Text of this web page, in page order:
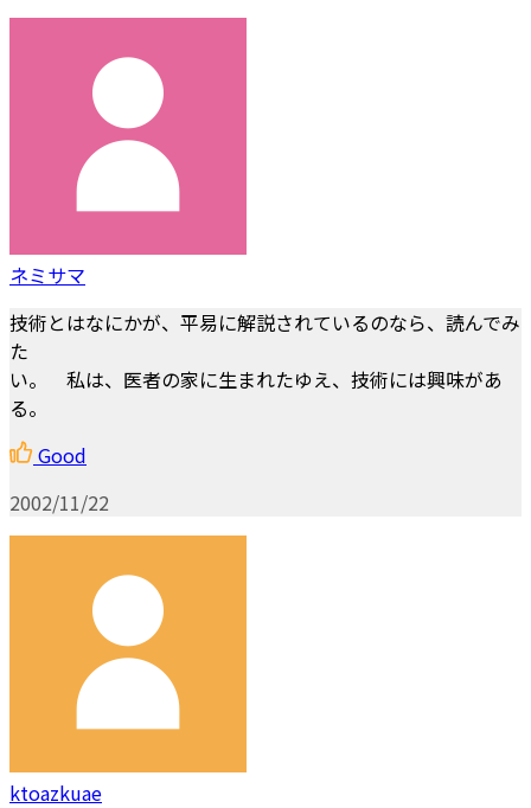
ネミサマ
技術とはなにかが、平易に解説されているのなら、読んでみ
た
い。 私は、医者の家に生まれたゆえ、技術には興味があ
る。
Good
2002/11/22
ktoazkuae